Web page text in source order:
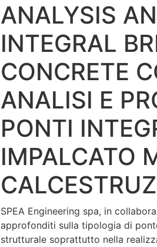
ANALYSIS
INTEGRAL
CONCRETE
ANALISI E
PONTI
IMPALCATO
SPEA Engineering spa, in
approfonditi sulla tipologia di
strutturale soprattutto nella